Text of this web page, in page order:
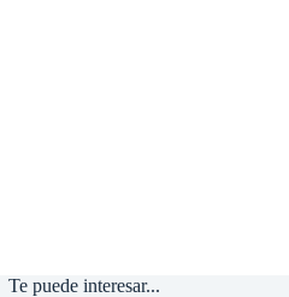
Te puede interesar...